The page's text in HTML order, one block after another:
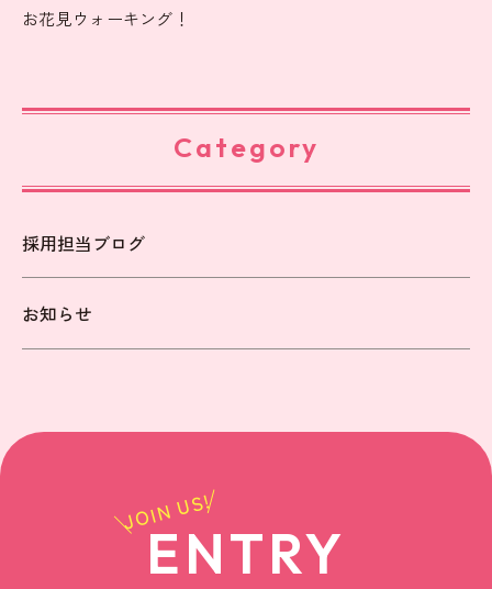
お花見ウォーキング！
Category
採用担当ブログ
お知らせ
JOIN US!
ENTRY